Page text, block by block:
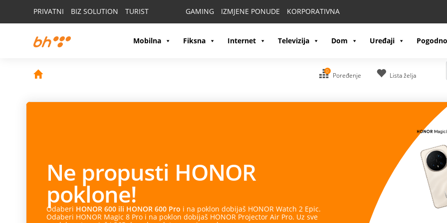
PRIVATNI BIZ SOLUTION TURIST GAMING IZMJENE PONUDE KORPORATIVNA
Mobilna Fiksna Internet Televizija Dom Uređaji
0
Poređenje Lista želja
Ne propusti HONOR
poklone!
Odaberi HONOR 600 ili HONOR 600 Pro i na poklon dobijaš HONOR Watch 2 Epic.
Odaberi HONOR Magic 8 Pro i na poklon dobijaš HONOR Projector Air Pro. Uz sve